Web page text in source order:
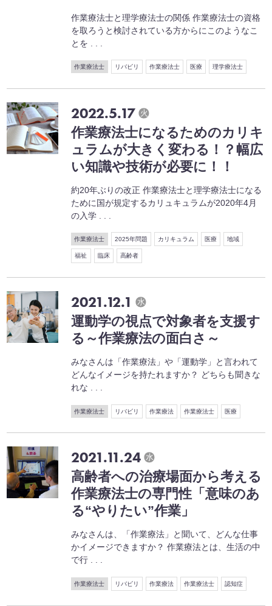
作業療法士と理学療法士の関係 作業療法士の資格
を取ろうと検討されている方からにこのようなこ
とを . . .
作業療法士 リバビリ 作業療法士 医療 理学療法士
2022.5.17 火
作業療法士になるためのカリキ
ュラムが大きく変わる！？幅広
い知識や技術が必要に！！
約20年ぶりの改正 作業療法士と理学療法士になる
ために国が規定するカリュキュラムが2020年4月
の入学 . . .
作業療法士 2025年問題 カリキュラム 医療 地域
福祉 臨床 高齢者
2021.12.1 水
運動学の視点で対象者を支援す
る～作業療法の面白さ～
みなさんは「作業療法」や「運動学」と言われて
どんなイメージを持たれますか？ どちらも聞きな
れな . . .
作業療法士 リバビリ 作業療法 作業療法士 医療
2021.11.24 水
高齢者への治療場面から考える
作業療法士の専門性「意味のあ
る“やりたい”作業」
みなさんは、「作業療法」と聞いて、どんな仕事
かイメージできますか？ 作業療法とは、生活の中
で行 . . .
作業療法士 リバビリ 作業療法 作業療法士 認知症